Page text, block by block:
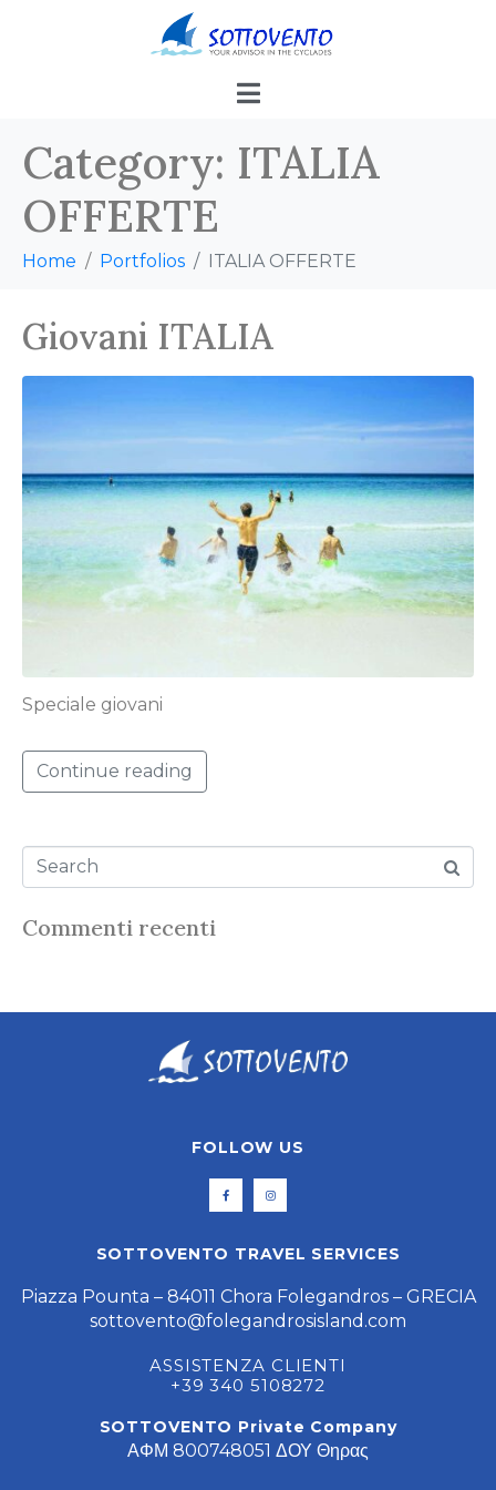
Category: ITALIA
OFFERTE
Home Portfolios ITALIA OFFERTE
Giovani ITALIA
Speciale giovani
Continue reading
Commenti recenti
FOLLOW US
SOTTOVENTO TRAVEL SERVICES
Piazza Pounta – 84011 Chora Folegandros – GRECIA
sottovento@folegandrosisland.com
ASSISTENZA CLIENTI
+39 340 5108272
SOTTOVENTO Private Company
ΑΦΜ 800748051 ΔΟΥ Θηρας